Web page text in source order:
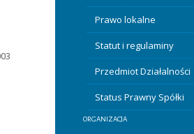
Prawo lokalne
Statut i regulaminy
Przedmiot Działalności
Status Prawny Spółki
ORGANIZACJA